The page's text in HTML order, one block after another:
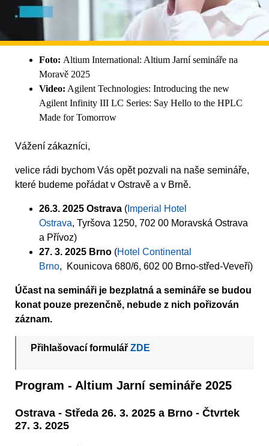
Foto: Altium International: Altium Jarní semináře na
Moravě 2025
Video: Agilent Technologies: Introducing the new
Agilent Infinity III LC Series: Say Hello to the HPLC
Made for Tomorrow
Vážení zákazníci,
velice rádi bychom Vás opět pozvali na naše semináře,
které budeme pořádat v Ostravě a v Brně.
26.3. 2025 Ostrava ( Imperial Hotel
Ostrava, Tyršova 1250, 702 00 Moravská Ostrava
a Přívoz)
27. 3. 2025 Brno (Hotel Continental
Brno, Kounicova 680/6, 602 00 Brno-střed-Veveří)
Účast na semináři je bezplatná a semináře se budou
konat pouze prezenčně, nebude z nich pořizován
záznam.
Přihlašovací formulářZDE
Program - Altium Jarní semináře 2025
Ostrava - Středa 26. 3. 2025 a Brno - Čtvrtek
27. 3. 2025